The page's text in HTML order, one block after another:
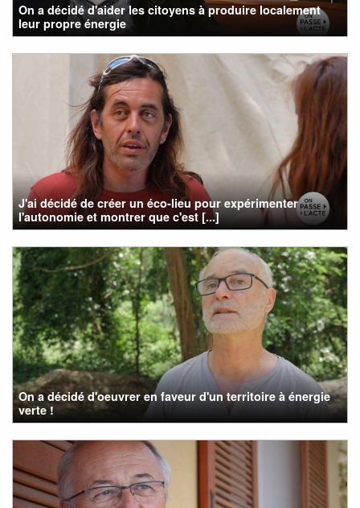
On a décidé d'aider les citoyens à produire localement
leur propre énergie
J'ai décidé de créer un éco-lieu pour expérimenter
l'autonomie et montrer que c'est [...]
On a décidé d'oeuvrer en faveur d'un territoire à énergie
verte !